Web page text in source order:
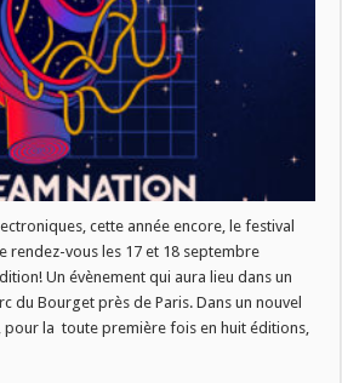
FESTIVAL
DREAM
NATION
cette année encore, le festival
rendez-vous les 17 et 18 septembre
Un évènement qui aura lieu dans un
du Bourget près de Paris. Dans un nouvel
pour la toute première fois en huit éditions,